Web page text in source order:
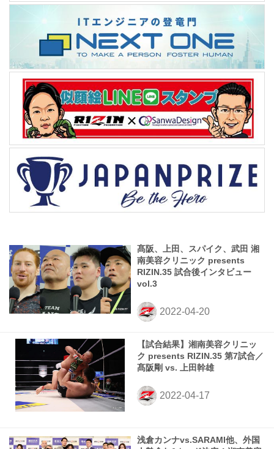
髙阪、上田、スパイク、武田 湘
南美容クリニック presents
RIZIN.35 試合後インタビュー
vol.3
【試合結果】湘南美容クリニッ
ク presents RIZIN.35 第7試合／
髙阪剛 vs. 上田幹雄
浅倉カンナvs.SARAMI他、外国